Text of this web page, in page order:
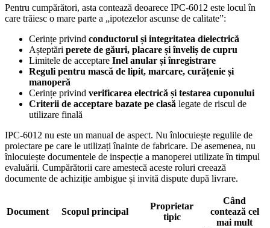
Pentru cumpărători, asta contează deoarece IPC-6012 este locul în
care trăiesc o mare parte a „ipotezelor ascunse de calitate”:
Cerințe privind conductorul și integritatea dielectrică
Așteptări perete de găuri, placare și înveliș de cupru
Limitele de acceptare Inel anular și înregistrare
Reguli pentru mască de lipit, marcare, curățenie și
manoperă
Cerințe privind verificarea electrică și testarea cuponului
Criterii de acceptare bazate pe clasă legate de riscul de
utilizare finală
IPC-6012 nu este un manual de aspect. Nu înlocuiește regulile de
proiectare pe care le utilizați înainte de fabricare. De asemenea, nu
înlocuiește documentele de inspecție a manoperei utilizate în timpul
evaluării. Cumpărătorii care amestecă aceste roluri creează
documente de achiziție ambigue și invită dispute după livrare.
Document Scopul principal
Proprietar
tipic
Când
contează cel
mai mult